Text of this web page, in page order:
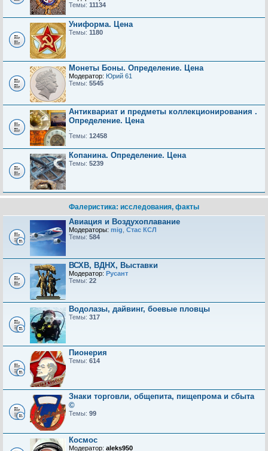
Темы: 11134
Униформа. Цена
Темы: 1180
Монеты Боны. Определение. Цена
Модератор: Юрий 61
Темы: 5545
Антиквариат и предметы коллекционирования .
Определение. Цена
Темы: 12458
Копанина. Определение. Цена
Темы: 5239
Фалеристика: исследования, факты
Авиация и Воздухоплавание
Модераторы: mig Стас КСЛ
Темы: 584
ВСХВ, ВДНХ, Выставки
Модератор: Русант
Темы: 22
Водолазы, дайвинг, боевые пловцы
Темы: 317
Пионерия
Темы: 614
Знаки торговли, общепита, пищепрома и сбыта
©
Темы: 99
Космос
Модератор: aleks950